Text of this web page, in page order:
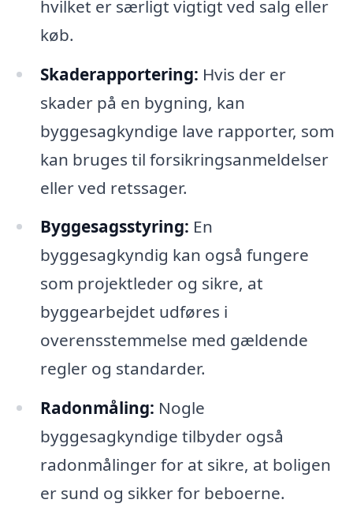
hvilket er særligt vigtigt ved salg eller
køb.
Skaderapportering: Hvis der er
skader på en bygning, kan
byggesagkyndige lave rapporter, som
kan bruges til forsikringsanmeldelser
eller ved retssager.
Byggesagsstyring: En
byggesagkyndig kan også fungere
som projektleder og sikre, at
byggearbejdet udføres i
overensstemmelse med gældende
regler og standarder.
Radonmåling: Nogle
byggesagkyndige tilbyder også
radonmålinger for at sikre, at boligen
er sund og sikker for beboerne.